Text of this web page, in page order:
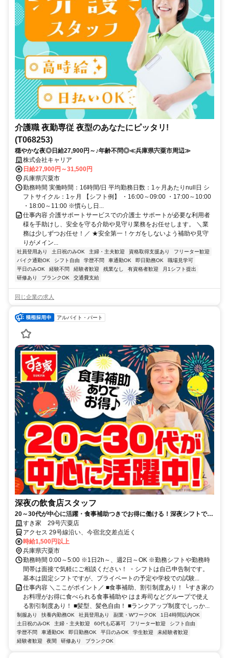
介護職 夜勤専従 夜型のあなたにピッタリ!
(T068253)
穏やかな夜◎日給27,900円～♪年齢不問◎≪兵庫県宍粟市周辺≫
株式会社キャリア
日給27,900円～31,500円
兵庫県宍粟市
勤務時間 実働時間：16時間/日 平均勤務日数：1ヶ月あたりnull日 シ
フトサイクル：1ヶ月 【シフト例】 ・16:00～09:00 ・17:00～10:00
・18:00～11:00 ※慣らし日...
仕事内容 介護サポートサービスでの介護士 サポートが必要な利用者
様を手助けし、安全を守る介助や見守り業務をお任せします。 ＼業
務は少しずつお任せ！／ ★安全第一！ケガをしないよう補助や見守
りがメイン...
社員登用あり 土日祝のみOK 主婦・主夫歓迎 資格取得支援あり
フリーター歓迎
バイク通勤OK
シフト自由 学歴不問 車通勤OK 即日勤務OK
職場見学可
平日のみOK
経験不問 経験者歓迎 残業なし 有資格者歓迎
月1シフト提出
研修あり
ブランクOK 交通費支給
同じ企業の求人
アルバイト・パート
深夜の飲食店スタッフ
20～30代が中心に活躍・食事補助つきでお得に働ける！深夜シフトで稼
ぎませんか◎
すき家 29号宍粟店
アクセス 29号線沿い、今宿北交差点近く
時給1,500円以上
兵庫県宍粟市
勤務時間 0:00～5:00 ※1日2h～、週2日～OK ※勤務シフトや勤務時
間帯は面接で気軽にご相談ください！ ・シフトは自己申告制です。
基本は固定シフトですが、プライベートの予定や学校での試験...
仕事内容 ＼ここがポイント／ ■食事補助、割引制度あり！ └すき家の
お料理がお得に食べられる食事補助や はま寿司などグループで使え
る割引制度あり！ ■髪型、髪色自由！ ■ランクアップ制度でしっか...
制服あり 扶養内勤務OK 社員登用あり 副業・WワークOK
1日4時間以内OK
土日祝のみOK
主婦・主夫歓迎 60代も応募可 フリーター歓迎
シフト自由
学歴不問
車通勤OK 即日勤務OK 平日のみOK 学生歓迎
未経験者歓迎
経験者歓迎
夜間 研修あり ブランクOK